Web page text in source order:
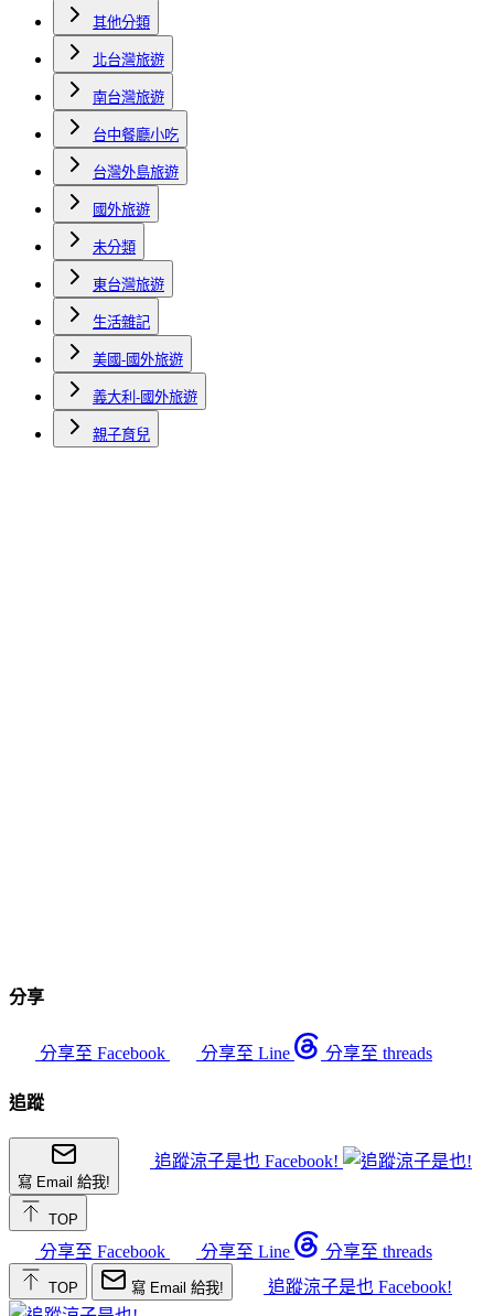
其他分類
北台灣旅遊
南台灣旅遊
台中餐廳小吃
台灣外島旅遊
國外旅遊
未分類
東台灣旅遊
生活雜記
美國-國外旅遊
義大利-國外旅遊
親子育兒
分享
分享至 Facebook 分享至 Line 分享至 threads
追蹤
寫 Email 給我!
追蹤涼子是也 Facebook!
TOP
分享至 Facebook 分享至 Line 分享至 threads
TOP 寫 Email 給我! 追蹤涼子是也 Facebook!